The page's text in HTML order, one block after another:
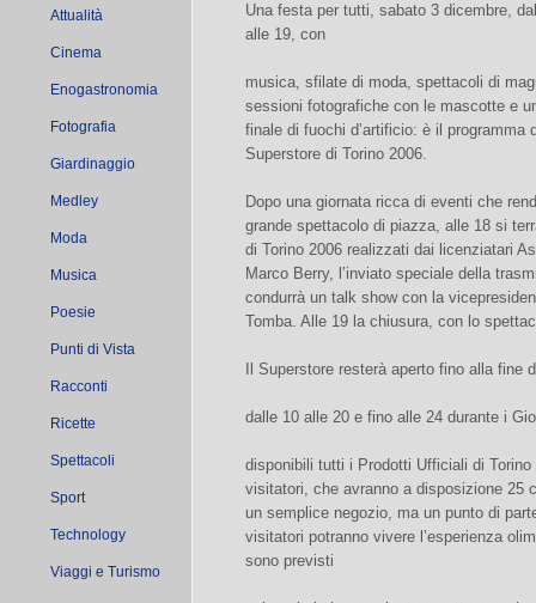
Attualità
Cinema
Enogastronomia
Fotografia
Giardinaggio
Medley
Moda
Musica
Poesie
Punti di Vista
Racconti
Ricette
Spettacoli
Sport
Technology
Viaggi e Turismo
Una festa per tutti, sabato 3 dicembre,
alle 19, con
musica, sfilate di moda, spettacoli di
sessioni fotografiche con le mascotte e
finale di fuochi d’artificio: è il programma
Superstore di Torino 2006.
Dopo una giornata ricca di eventi che
grande spettacolo di piazza, alle 18 si
di Torino 2006 realizzati dai licenziatari
Marco Berry, l’inviato speciale della
condurrà un talk show con la
Tomba. Alle 19 la chiusura, con lo
Il Superstore resterà aperto fino alla fine
dalle 10 alle 20 e fino alle 24 durante i
disponibili tutti i Prodotti Ufficiali di
visitatori, che avranno a disposizione 25
un semplice negozio, ma un punto di
visitatori potranno vivere l’esperienza
sono previsti